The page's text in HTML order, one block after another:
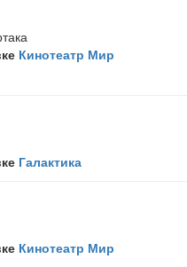
Кинотеатр Мир
Галактика
Кинотеатр Мир